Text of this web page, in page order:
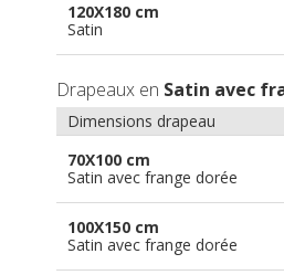
120X180 cm
Satin
Drapeaux en Satin avec
Dimensions drapeau
70X100 cm
Satin avec frange dorée
100X150 cm
Satin avec frange dorée